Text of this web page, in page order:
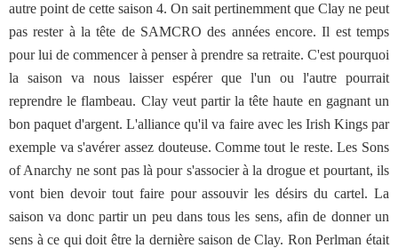
autre point de cette saison 4. On sait pertinemment que Clay ne peut
pas rester à la tête de SAMCRO des années encore. Il est temps
pour lui de commencer à penser à prendre sa retraite. C'est pourquoi
la saison va nous laisser espérer que l'un ou l'autre pourrait
reprendre le flambeau. Clay veut partir la tête haute en gagnant un
bon paquet d'argent. L'alliance qu'il va faire avec les Irish Kings par
exemple va s'avérer assez douteuse. Comme tout le reste. Les Sons
of Anarchy ne sont pas là pour s'associer à la drogue et pourtant, ils
vont bien devoir tout faire pour assouvir les désirs du cartel. La
saison va donc partir un peu dans tous les sens, afin de donner un
sens à ce qui doit être la dernière saison de Clay. Ron Perlman était